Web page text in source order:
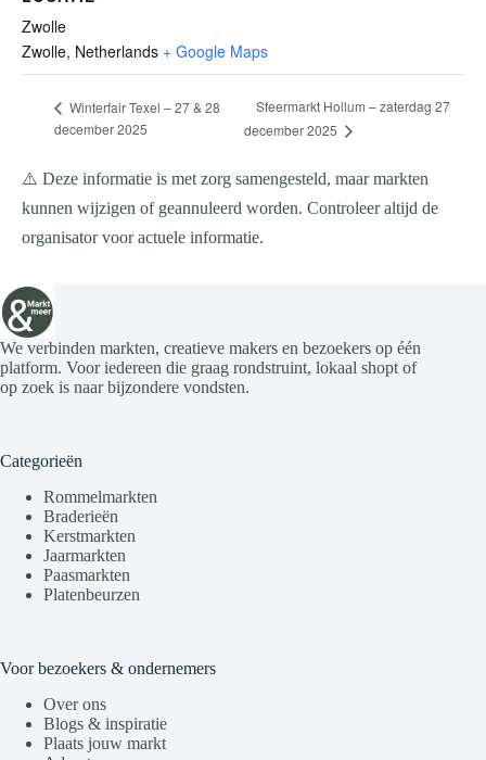
Zwolle
Zwolle, Netherlands + Google Maps
Winterfair Texel – 27 & 28
december 2025
Sfeermarkt Hollum – zaterdag 27
december 2025
⚠️ Deze informatie is met zorg samengesteld, maar markten
kunnen wijzigen of geannuleerd worden. Controleer altijd de
organisator voor actuele informatie.
We verbinden markten, creatieve makers en bezoekers op één
platform. Voor iedereen die graag rondstruint, lokaal shopt of
op zoek is naar bijzondere vondsten.
Categorieën
Rommelmarkten
Braderieën
Kerstmarkten
Jaarmarkten
Paasmarkten
Platenbeurzen
Voor bezoekers & ondernemers
Over ons
Blogs & inspiratie
Plaats jouw markt